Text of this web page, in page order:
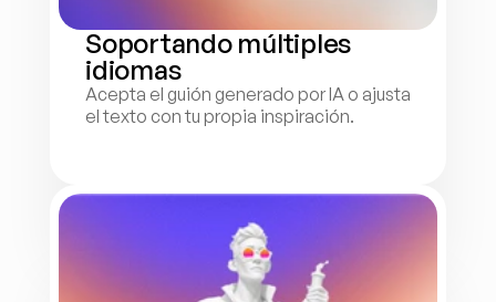
Soportando múltiples
idiomas
Acepta el guión generado por IA o ajusta
el texto con tu propia inspiración.